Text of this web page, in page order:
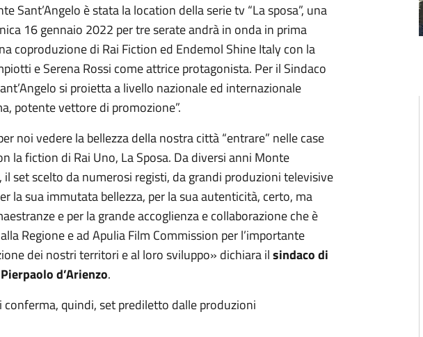
Sant’Angelo è stata la location della serie tv “La sposa”, una
16 gennaio 2022 per tre serate andrà in onda in prima
coproduzione di Rai Fiction ed Endemol Shine Italy con la
e Serena Rossi come attrice protagonista. Per il Sindaco
si proietta a livello nazionale ed internazionale
potente vettore di promozione”.
noi vedere la bellezza della nostra città “entrare” nelle case
la fiction di Rai Uno, La Sposa. Da diversi anni Monte
il set scelto da numerosi registi, da grandi produzioni televisive
la sua immutata bellezza, per la sua autenticità, certo, ma
e per la grande accoglienza e collaborazione che è
Regione e ad Apulia Film Commission per l’importante
dei nostri territori e al loro sviluppo» dichiara ilsindaco di
d’Arienzo.
conferma, quindi, set prediletto dalle produzioni